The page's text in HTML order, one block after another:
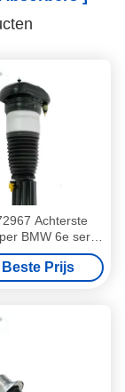
Achterste
BMW 6e serie
schokdemper
Beste Prijs